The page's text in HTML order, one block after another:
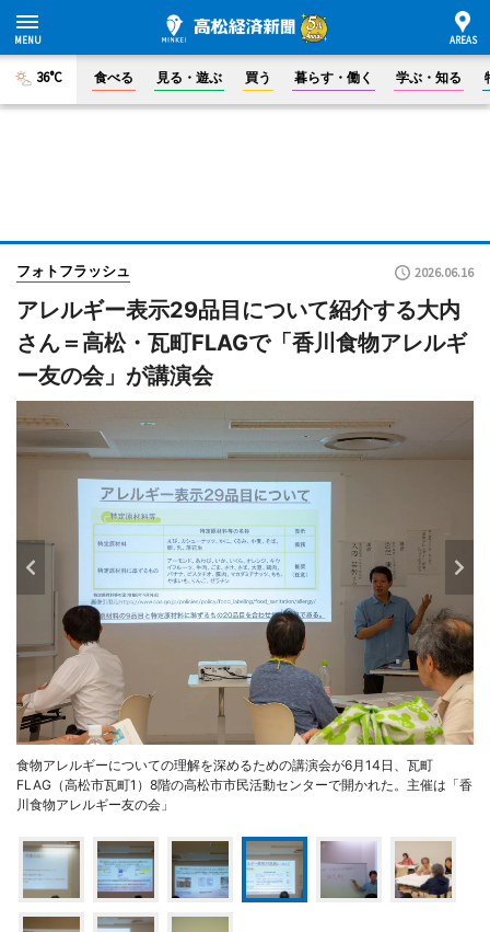
36°C 食べる 見る・遊ぶ 買う 暮らす・働く 学ぶ・知る
フォトフラッシュ 2026.06.16
アレルギー表示29品目について紹介する大内
さん＝高松・瓦町FLAGで「香川食物アレルギ
ー友の会」が講演会
食物アレルギーについての理解を深めるための講演会が6月14日、瓦町
FLAG（高松市瓦町1）8階の高松市市民活動センターで開かれた。主催は「香
川食物アレルギー友の会」